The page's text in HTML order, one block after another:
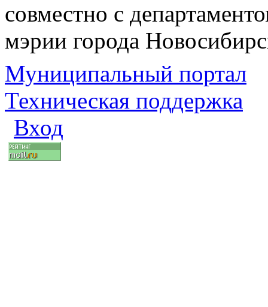
совместно с
мэрии города
Муниципальный портал
Техническая поддержка
Вход